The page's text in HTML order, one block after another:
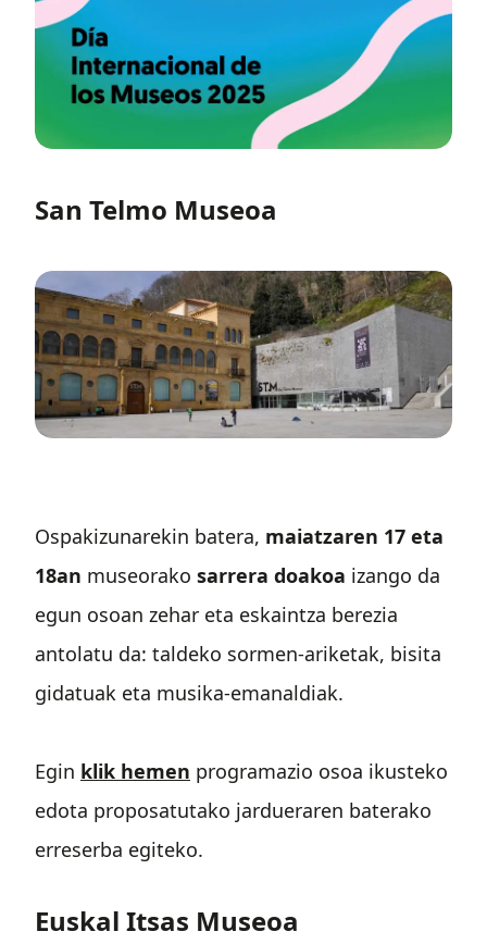
San Telmo Museoa
Ospakizunarekin batera, maiatzaren 17 eta
18an museorako sarrera doakoa izango da
egun osoan zehar eta eskaintza berezia
antolatu da: taldeko sormen-ariketak, bisita
gidatuak eta musika-emanaldiak.
Egin klik hemen programazio osoa ikusteko
edota proposatutako jardueraren baterako
erreserba egiteko.
Euskal Itsas Museoa